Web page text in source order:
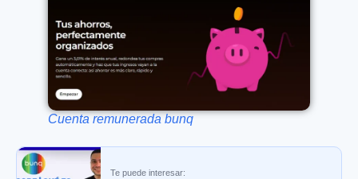
Cuenta remunerada bunq
Te puede interesar: